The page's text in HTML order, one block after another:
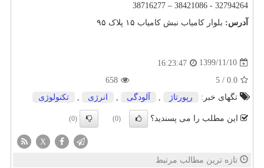
32794264 - 38421086 – 38716277
آدرس: بلوار کامیاب نبش کامیاب ۱۵ پلاک ۹۵
1399/11/10
16:23:47
0.0
/
5
658
تگهای خبر:
رپورتاژ آلودگی انرژی تكنولوژی
این مطلب را می پسندید؟ (0)
(0)
X
تازه ترین مطالب مرتبط